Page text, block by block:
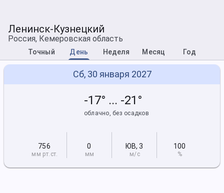
Ленинск-Кузнецкий
Россия, Кемеровская область
Точный День Неделя Месяц Год
Сб, 30 января 2027
-17° ... -21°
облачно, без осадков
756
мм рт.ст.
0
мм
ЮВ,3
м/с
100
%